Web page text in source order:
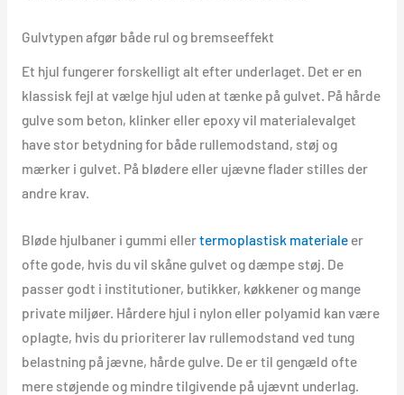
Gulvtypen afgør både rul og bremseeffekt
Et hjul fungerer forskelligt alt efter underlaget. Det er en
klassisk fejl at vælge hjul uden at tænke på gulvet. På hårde
gulve som beton, klinker eller epoxy vil materialevalget
have stor betydning for både rullemodstand, støj og
mærker i gulvet. På blødere eller ujævne flader stilles der
andre krav.
Bløde hjulbaner i gummi ellertermoplastisk materialeer
ofte gode, hvis du vil skåne gulvet og dæmpe støj. De
passer godt i institutioner, butikker, køkkener og mange
private miljøer. Hårdere hjul i nylon eller polyamid kan være
oplagte, hvis du prioriterer lav rullemodstand ved tung
belastning på jævne, hårde gulve. De er til gengæld ofte
mere støjende og mindre tilgivende på ujævnt underlag.